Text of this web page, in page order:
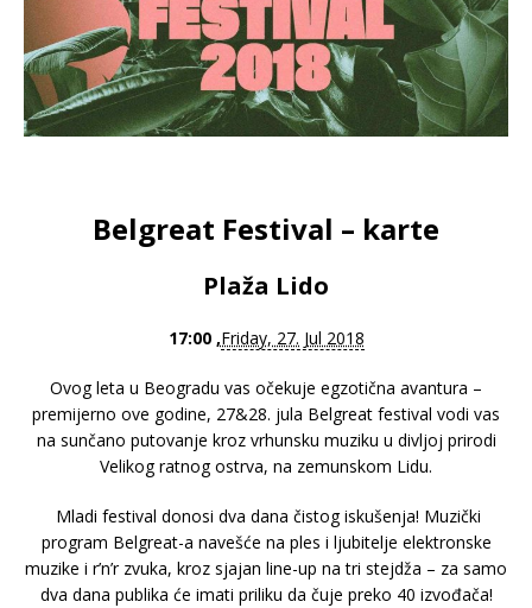
Belgreat Festival – karte
Plaža Lido
17:00 ,Friday, 27. Jul 2018
Ovog leta u Beogradu vas očekuje egzotična avantura –
premijerno ove godine, 27&28. jula Belgreat festival vodi vas
na sunčano putovanje kroz vrhunsku muziku u divljoj prirodi
Velikog ratnog ostrva, na zemunskom Lidu.
Mladi festival donosi dva dana čistog iskušenja! Muzički
program Belgreat-a navešće na ples i ljubitelje elektronske
muzike i r’n’r zvuka, kroz sjajan line-up na tri stejdža – za samo
dva dana publika će imati priliku da čuje preko 40 izvođača!